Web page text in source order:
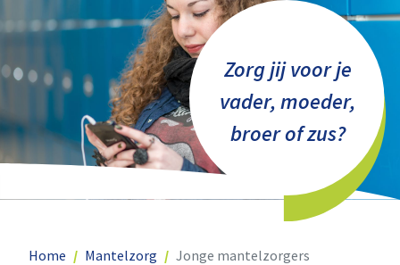
Zorg jij voor je
vader, moeder,
broer of zus?
Home Mantelzorg Jonge mantelzorgers